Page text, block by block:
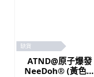
缺貨
ATND@原子爆發
NeeDoh® (黃色／